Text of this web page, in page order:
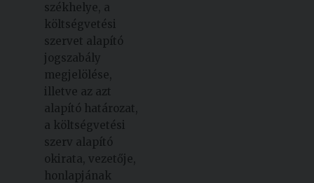
székhelye, a
költségvetési
szervet alapító
jogszabály
megjelölése,
illetve az azt
alapító határozat,
a költségvetési
szerv alapító
okirata, vezetője,
honlapjának